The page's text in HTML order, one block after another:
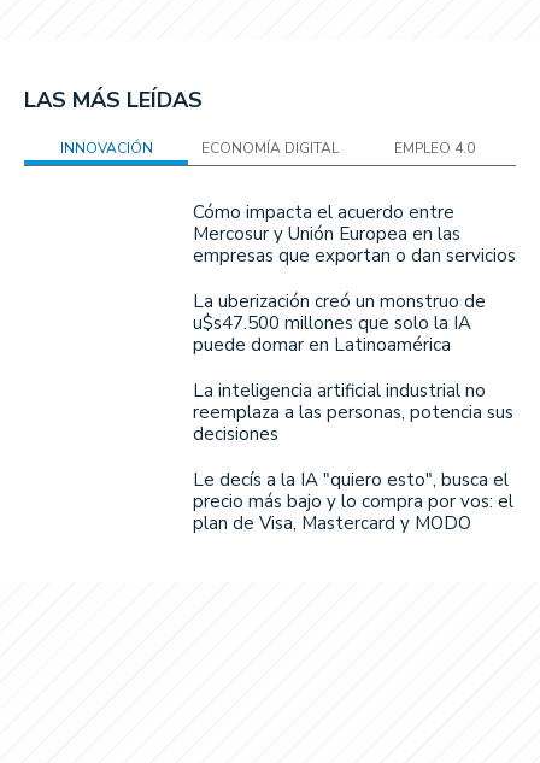
LAS MÁS LEÍDAS
INNOVACIÓN ECONOMÍA DIGITAL EMPLEO 4.0
Cómo impacta el acuerdo entre
Mercosur y Unión Europea en las
empresas que exportan o dan servicios
La uberización creó un monstruo de
u$s47.500 millones que solo la IA
puede domar en Latinoamérica
La inteligencia artificial industrial no
reemplaza a las personas, potencia sus
decisiones
Le decís a la IA "quiero esto", busca el
precio más bajo y lo compra por vos: el
plan de Visa, Mastercard y MODO